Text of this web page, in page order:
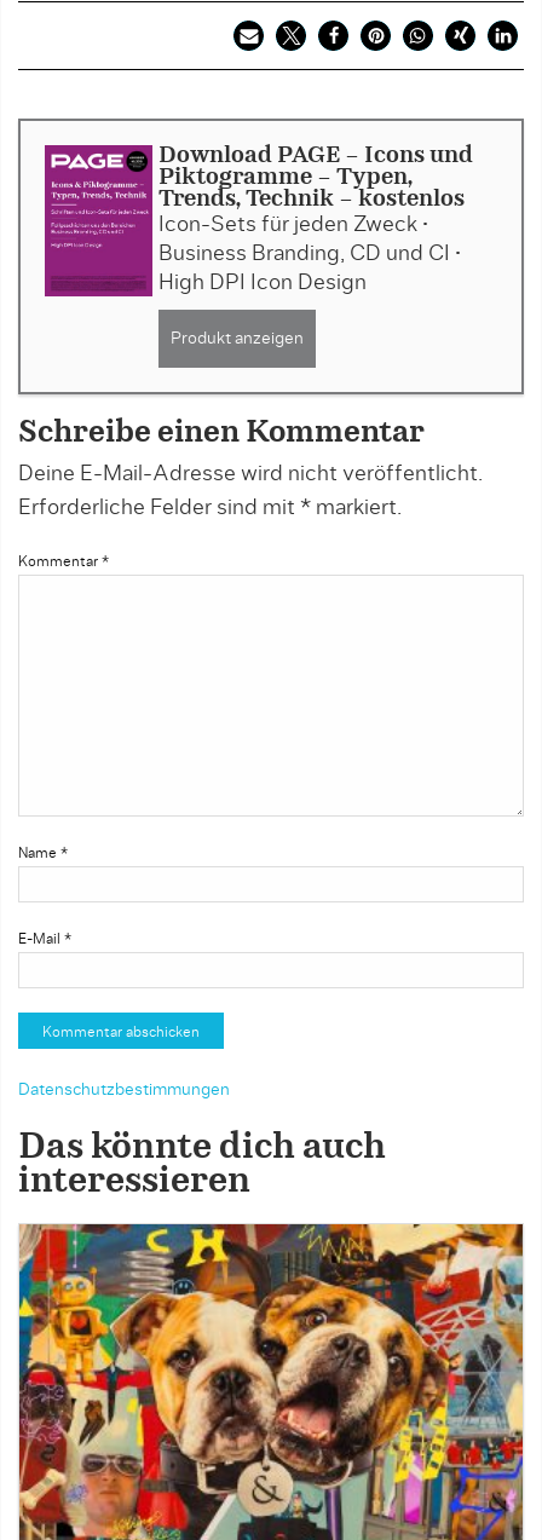
Download PAGE - Icons und
Piktogramme – Typen,
Trends, Technik - kostenlos
Icon-Sets für jeden Zweck •
Business Branding, CD und CI •
High DPI Icon Design
Produkt anzeigen
Schreibe einen Kommentar
Deine E-Mail-Adresse wird nicht veröffentlicht.
Erforderliche Felder sind mit * markiert.
Kommentar *
Name *
E-Mail *
Datenschutzbestimmungen
Das könnte dich auch
interessieren